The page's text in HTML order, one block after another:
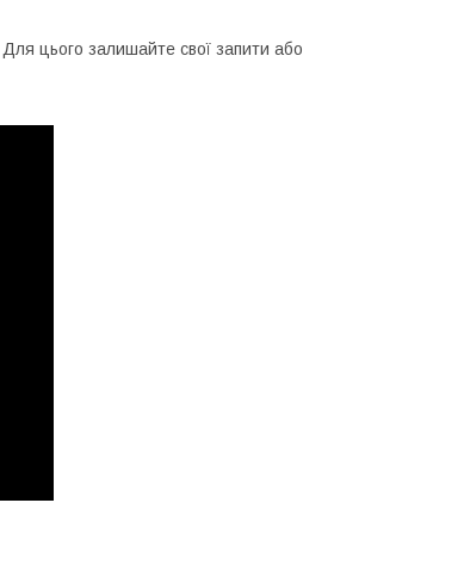
цього залишайте свої запити або